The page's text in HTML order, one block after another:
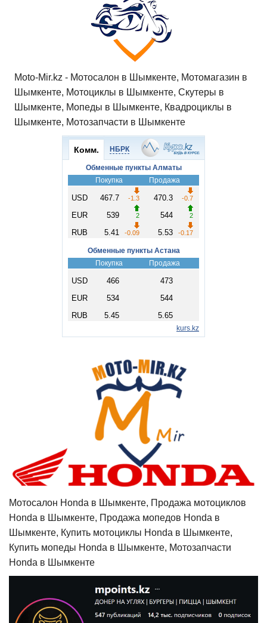
Moto-Mir.kz - Мотосалон в Шымкенте, Мотомагазин в
Шымкенте, Мотоциклы в Шымкенте, Скутеры в
Шымкенте, Мопеды в Шымкенте, Квадроциклы в
Шымкенте, Мотозапчасти в Шымкенте
Мотосалон Honda в Шымкенте, Продажа мотоциклов
Honda в Шымкенте, Продажа мопедов Honda в
Шымкенте, Купить мотоциклы Honda в Шымкенте,
Купить мопеды Honda в Шымкенте, Мотозапчасти
Honda в Шымкенте